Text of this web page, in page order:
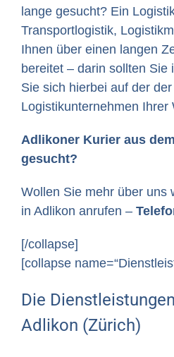
lange gesucht? Ein
Transportlogistik,
Ihnen über einen langen
bereitet – darin sollten Sie
Sie sich hierbei auf der
Logistikunternehmen Ihrer
Adlikoner Kurier aus
gesucht?
Wollen Sie mehr über uns
in Adlikon anrufen –
[/collapse]
[collapse
Die
Adlikon (Zürich)